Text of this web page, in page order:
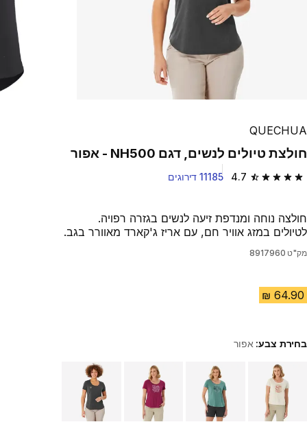
QUECHUA
חולצת טיולים לנשים, דגם NH500 - אפור
4.7 4.7 out of 5 stars from 11185 reviews 11185 דירוגים
חולצה נוחה ומנדפת זיעה לנשים בגזרה רפויה.
לטיולים במזג אוויר חם, עם אריז ג'קארד מאוורר בגב.
מק"ט 8917960
בחירת צבע: אפור
Choose a variant